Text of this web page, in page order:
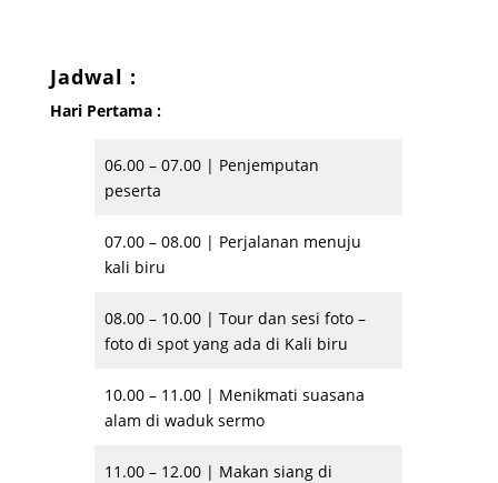
Jadwal :
Hari Pertama :
06.00 – 07.00 | Penjemputan
peserta
07.00 – 08.00 | Perjalanan menuju
kali biru
08.00 – 10.00 | Tour dan sesi foto –
foto di spot yang ada di Kali biru
10.00 – 11.00 | Menikmati suasana
alam di waduk sermo
11.00 – 12.00 | Makan siang di